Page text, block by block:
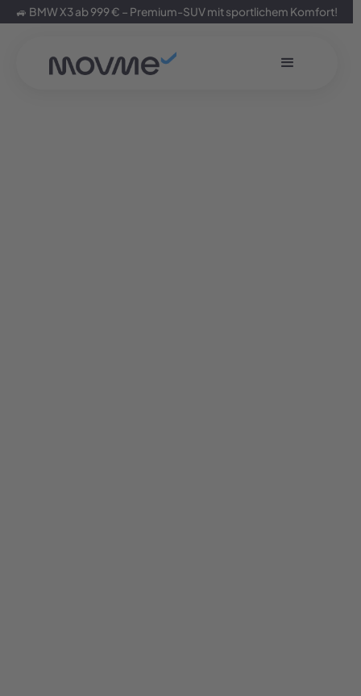
🚙 BMW X3 ab 999 € – Premium-SUV mit sportlichem Komfort!